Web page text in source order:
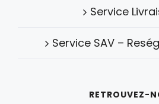
Service
Service SAV –
RETROUVEZ-